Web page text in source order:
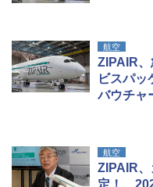
イド
ッシュ
￥-
コンパ
￥
航空
ZIPAIR
ビスパッ
バウチャ
航空
ZIPAIR
定！